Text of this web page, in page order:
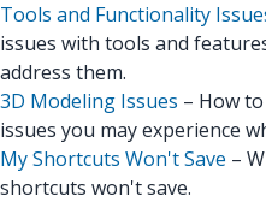
Tools and Functionality
issues with tools and
address them.
3D Modeling Issues – How
issues you may experience
My Shortcuts Won't Save –
shortcuts won't save.